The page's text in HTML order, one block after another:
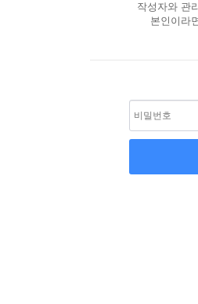
작성자와 관
본인이라